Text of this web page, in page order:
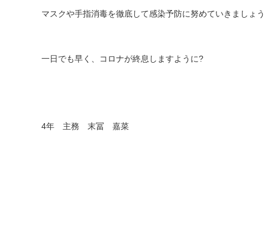
マスクや手指消毒を徹底して感染予防に努めていきましょ
一日でも早く、コロナが終息しますように?
4年 主務 末冨 嘉菜